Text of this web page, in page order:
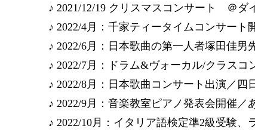
♪ 2021/12/19 クリスマスコンサート ＠ダ
♪ 2022/4月：千家ティータイムコンサート
♪ 2022/6月：日本歌曲の第一人者塚田佳男
♪ 2022/7月：ドラム&ヴォーカル/クラス
♪ 2022/8月：日本歌曲コンサート出演／四
♪ 2022/9月：音楽教室ピアノ発表会開催／
♪ 2022/10月：イタリア語検定準2級受験